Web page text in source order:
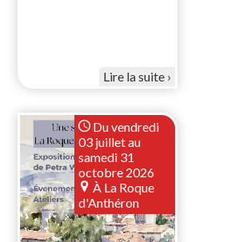
Lire la suite
Du vendredi
03 juillet au
samedi 31
octobre 2026
À La Roque
d'Anthéron